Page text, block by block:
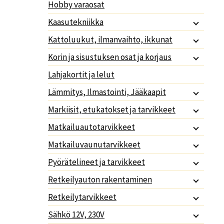
Hobby varaosat
Kaasutekniikka
Kattoluukut, ilmanvaihto, ikkunat
Korin ja sisustuksen osat ja korjaus
Lahjakortit ja lelut
Lämmitys, Ilmastointi, Jääkaapit
Markiisit, etukatokset ja tarvikkeet
Matkailuautotarvikkeet
Matkailuvaunutarvikkeet
Pyörätelineet ja tarvikkeet
Retkeilyauton rakentaminen
Retkeilytarvikkeet
Sähkö 12V, 230V